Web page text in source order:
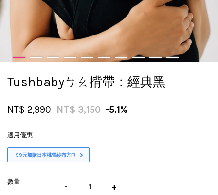
Tushbabyㄅㄠ揹帶：經典黑
NT$ 2,990 NT$ 3,150 -5.1%
適用優惠
99元加購日本桃雪紗布方巾
數量 - +